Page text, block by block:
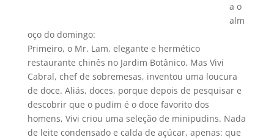
a o
alm
oço do domingo:
Primeiro, o Mr. Lam, elegante e hermético
restaurante chinês no Jardim Botânico. Mas Vivi
Cabral, chef de sobremesas, inventou uma loucura
de doce. Aliás, doces, porque depois de pesquisar e
descobrir que o pudim é o doce favorito dos
homens, Vivi criou uma seleção de minipudins. Nada
de leite condensado e calda de açúcar, apenas: que